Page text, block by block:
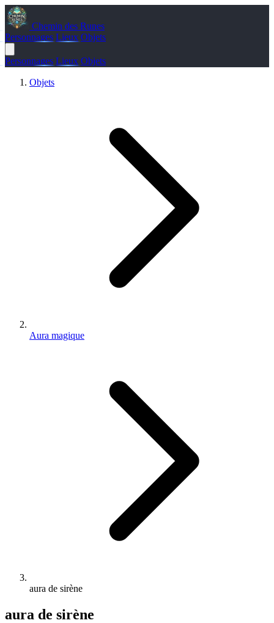
Chemin des Runes
Personnages Lieux Objets
Personnages Lieux Objets
Objets
Aura magique
aura de sirène
aura de sirène